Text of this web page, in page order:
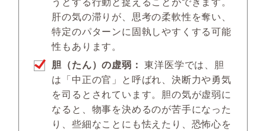
肝の気の滞りが、思考の柔軟性を奪い、
特定のパターンに固執しやすくする可能
性もあります。
胆（たん）の虚弱： 東洋医学では、胆
は「中正の官」と呼ばれ、決断力や勇気
を司るとされています。胆の気が虚弱に
なると、物事を決めるのが苦手になった
り、些細なことにも怯えたり、恐怖心を